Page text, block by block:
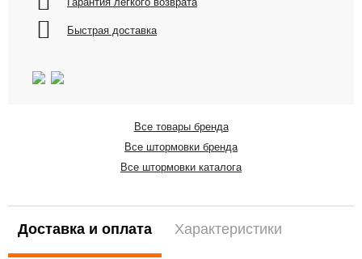
Быстрая доставка
Все товары бренда
Все штормовки бренда
Все штормовки каталога
Доставка и оплата Характеристики